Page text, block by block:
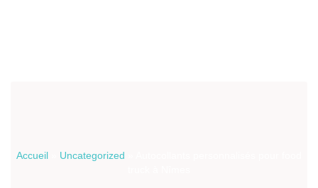
Accueil Uncategorized